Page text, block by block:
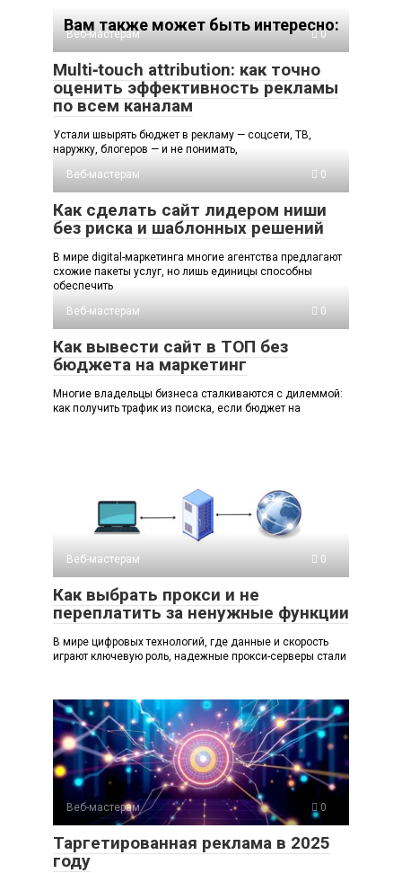
Вам также может быть интересно:
Веб-мастерам 0
Multi‑touch attribution: как точно
оценить эффективность рекламы
по всем каналам
Устали швырять бюджет в рекламу — соцсети, ТВ,
наружку, блогеров — и не понимать,
Веб-мастерам
0
Как сделать сайт лидером ниши
без риска и шаблонных решений
В мире digital-маркетинга многие агентства предлагают
схожие пакеты услуг, но лишь единицы способны
обеспечить
Веб-мастерам
0
Как вывести сайт в ТОП без
бюджета на маркетинг
Многие владельцы бизнеса сталкиваются с дилеммой:
как получить трафик из поиска, если бюджет на
Веб-мастерам 0
Как выбрать прокси и не
переплатить за ненужные функции
В мире цифровых технологий, где данные и скорость
играют ключевую роль, надежные прокси-серверы стали
Веб-мастерам 0
Таргетированная реклама в 2025
году